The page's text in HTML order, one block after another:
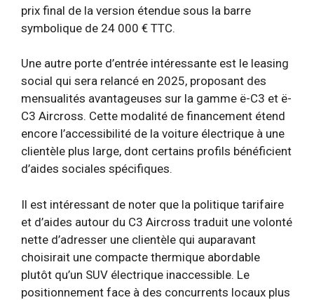
prix final de la version étendue sous la barre
symbolique de 24 000 € TTC.
Une autre porte d’entrée intéressante est le leasing
social qui sera relancé en 2025, proposant des
mensualités avantageuses sur la gamme ë-C3 et ë-
C3 Aircross. Cette modalité de financement étend
encore l’accessibilité de la voiture électrique à une
clientèle plus large, dont certains profils bénéficient
d’aides sociales spécifiques.
Il est intéressant de noter que la politique tarifaire
et d’aides autour du C3 Aircross traduit une volonté
nette d’adresser une clientèle qui auparavant
choisirait une compacte thermique abordable
plutôt qu’un SUV électrique inaccessible. Le
positionnement face à des concurrents locaux plus